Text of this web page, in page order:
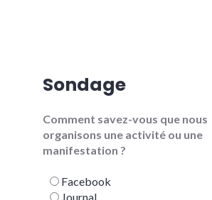
Sondage
Comment savez-vous que nous
organisons une activité ou une
manifestation ?
Facebook
Journal